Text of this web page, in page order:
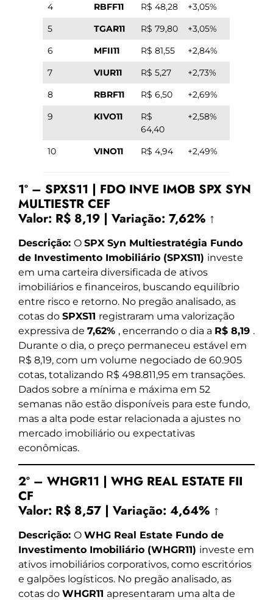
4
RBFF11 R$ 48,28
+3,05%
5
TGAR11 R$ 79,80
+3,05%
6
MFII11 R$ 81,55
+2,84%
7
VIUR11 R$ 5,27
+2,73%
8
RBRF11 R$ 6,50
+2,69%
9
KIVO11
R$
64,40
+2,58%
10 VINO11 R$ 4,94 +2,49%
1º – SPXS11 | FDO INVE IMOB SPX SYN
MULTIESTR CEF
Valor: R$ 8,19 | Variação: 7,62% ↑
Descrição: O SPX Syn Multiestratégia Fundo
de Investimento Imobiliário (SPXS11) investe
em uma carteira diversificada de ativos
imobiliários e financeiros, buscando equilíbrio
entre risco e retorno. No pregão analisado, as
cotas do SPXS11 registraram uma valorização
expressiva de 7,62% , encerrando o dia a R$ 8,19 .
Durante o dia, o preço permaneceu estável em
R$ 8,19, com um volume negociado de 60.905
cotas, totalizando R$ 498.811,95 em transações.
Dados sobre a mínima e máxima em 52
semanas não estão disponíveis para este fundo,
mas a alta pode estar relacionada a ajustes no
mercado imobiliário ou expectativas
econômicas.
2º – WHGR11 | WHG REAL ESTATE FII
CF
Valor: R$ 8,57 | Variação: 4,64% ↑
Descrição: O WHG Real Estate Fundo de
Investimento Imobiliário (WHGR11) investe em
ativos imobiliários corporativos, como escritórios
e galpões logísticos. No pregão analisado, as
cotas do WHGR11 apresentaram uma alta de